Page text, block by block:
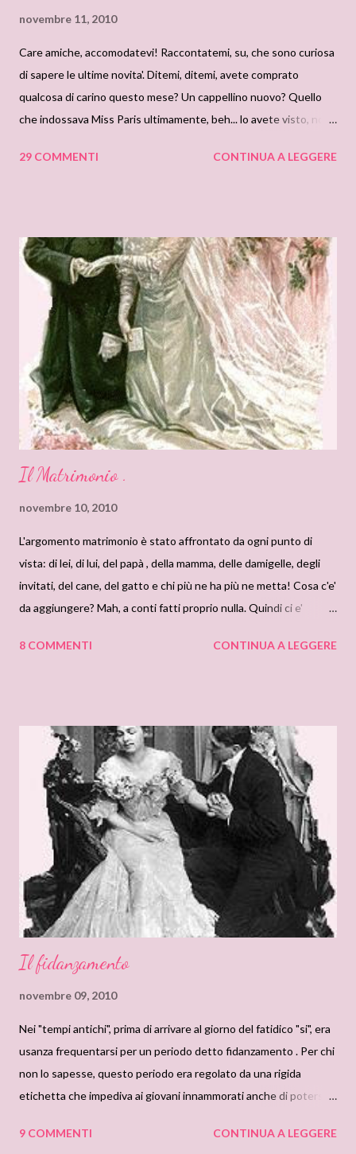
novembre 11, 2010
Care amiche, accomodatevi! Raccontatemi, su, che sono curiosa
di sapere le ultime novita'. Ditemi, ditemi, avete comprato
qualcosa di carino questo mese? Un cappellino nuovo? Quello
che indossava Miss Paris ultimamente, beh... lo avete visto, no?
servitu' potrebbe sentirci. Leggiamo insieme anche questo
Ma mi raccomando, la gente mormora, non fatevi notare troppo
quando leggete, non si sa mai cosa potrebbe succedere se si
sapesse in giro che siamo "signore che leggono". No, no, meglio
che continuino a pensare che siamo solo delle oche incipriate.
Ohhhh, ma vedo che e' arrivata anche la mia cara Miss Paris, ed
indossa il suo cappellino nuovo, ehm...gradisci un te', cara ?
29 COMMENTI CONTINUA A LEGGERE
Il Matrimonio .
novembre 10, 2010
L'argomento matrimonio è stato affrontato da ogni punto di
vista: di lei, di lui, del papà , della mamma, delle damigelle, degli
invitati, del cane, del gatto e chi più ne ha più ne metta! Cosa c'e'
da aggiungere? Mah, a conti fatti proprio nulla. Quindi ci e'
matrimonio dell'epoca vittoriana, le superstizioni legate alla
sarebbe meglio sposarsi? Ai nostri giorni si suol dire "Luna e
Marte non si sposa ne` si parte!"( saggezza popolare siciliana)
Lunedi per la salute, Martedì per la ricchezza, Mercoledì il giorno
più bello di tutti; Giovedi per le perdite, Venerdì per le croci, E
Sabato non porta affatto fortuna. Anche il mese ha la sua
importanza, voi in che mese vi siete sposate? Sposa nel gelo ...
8 COMMENTI CONTINUA A LEGGERE
Il fidanzamento
novembre 09, 2010
Nei "tempi antichi", prima di arrivare al giorno del fatidico "si", era
usanza frequentarsi per un periodo detto fidanzamento . Per chi
non lo sapesse, questo periodo era regolato da una rigida
etichetta che impediva ai giovani innammorati anche di potersi
fidanzamento era quella che si legge in un libro sul galateo del
9 COMMENTI CONTINUA A LEGGERE